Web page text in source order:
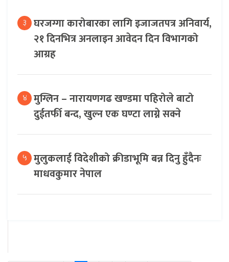
३ घरजग्गा कारोबारका लागि इजाजतपत्र अनिवार्य,
२१ दिनभित्र अनलाइन आवेदन दिन विभागको
आग्रह
४ मुग्लिन – नारायणगढ खण्डमा पहिरोले बाटो
दुईतर्फी बन्द, खुल्न एक घण्टा लाग्ने सक्ने
५ मुलुकलाई विदेशीको क्रीडाभूमि बन्न दिनु हुँदैनः
माधवकुमार नेपाल